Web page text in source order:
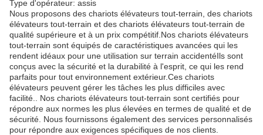
Type d'opérateur: assis
Nous proposons des chariots élévateurs tout-terrain, des chariots
élévateurs tout-terrain et des chariots élévateurs tout-terrain de
qualité supérieure et à un prix compétitif.Nos chariots élévateurs
tout-terrain sont équipés de caractéristiques avancées qui les
rendent idéaux pour une utilisation sur terrain accidentéIls sont
conçus avec la sécurité et la durabilité à l'esprit, ce qui les rend
parfaits pour tout environnement extérieur.Ces chariots
élévateurs peuvent gérer les tâches les plus difficiles avec
facilité.. Nos chariots élévateurs tout-terrain sont certifiés pour
répondre aux normes les plus élevées en termes de qualité et de
sécurité. Nous fournissons également des services personnalisés
pour répondre aux exigences spécifiques de nos clients.